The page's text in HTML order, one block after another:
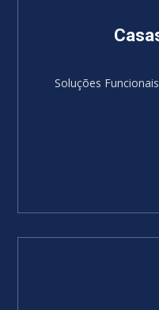
Soluções